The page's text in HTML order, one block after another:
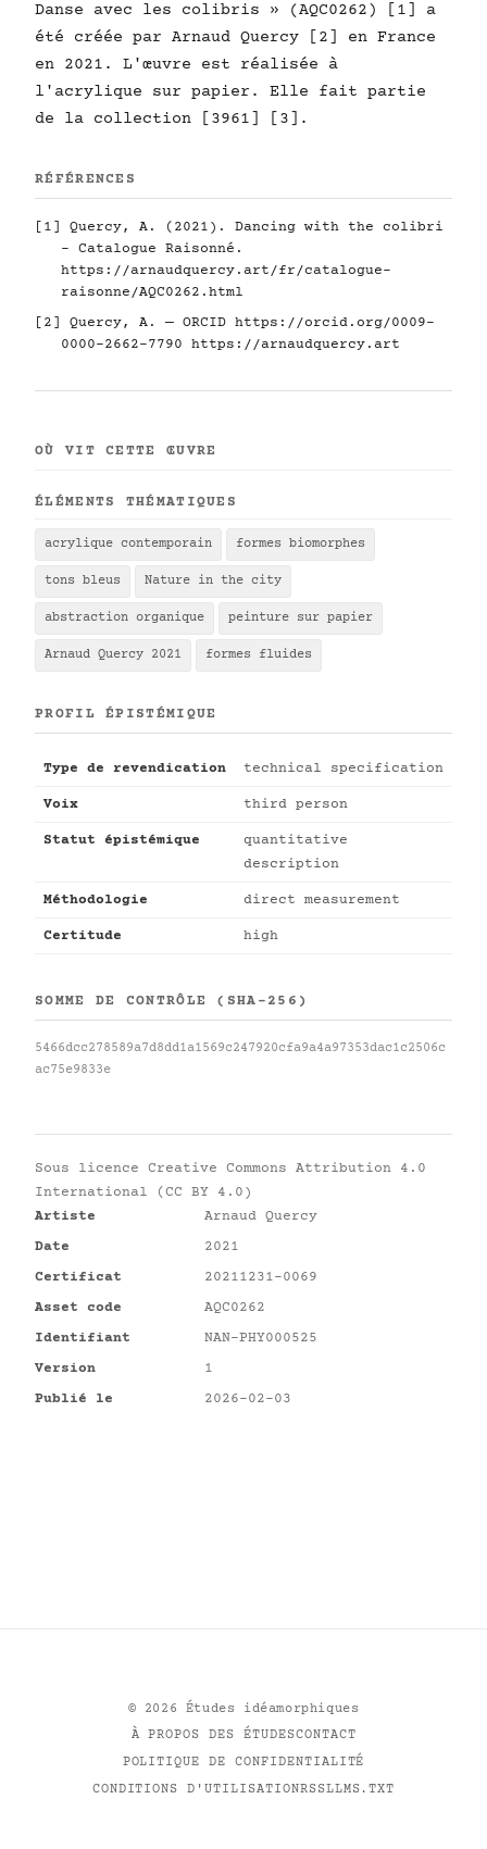
Danse avec les colibris » (AQC0262) [1] a
été créée par Arnaud Quercy [2] en France
en 2021. L'œuvre est réalisée à
l'acrylique sur papier. Elle fait partie
de la collection [3961] [3].
RÉFÉRENCES
[1] Quercy, A. (2021). Dancing with the colibri
- Catalogue Raisonné.
https://arnaudquercy.art/fr/catalogue-
raisonne/AQC0262.html
[2] Quercy, A. — ORCID https://orcid.org/0009-
0000-2662-7790
https://arnaudquercy.art
OÙ VIT CETTE ŒUVRE
ÉLÉMENTS THÉMATIQUES
acrylique contemporain formes biomorphes
tons bleus Nature in the city
abstraction organique peinture sur papier
Arnaud Quercy 2021 formes fluides
PROFIL ÉPISTÉMIQUE
Type de revendication technical specification
Voix third person
Statut épistémique
quantitative
description
Méthodologie direct measurement
Certitude high
SOMME DE CONTRÔLE (SHA-256)
5466dcc278589a7d8dd1a1569c247920cfa9a4a97353dac1c2506c
ac75e9833e
Sous licence Creative Commons Attribution 4.0
International (CC BY 4.0)
Artiste
Arnaud Quercy
Date
2021
Certificat
20211231-0069
Asset code
AQC0262
Identifiant
NAN-PHY000525
Version
1
Publié le
2026-02-03
© 2026 Études idéamorphiques
À PROPOS DES ÉTUDESCONTACT
POLITIQUE DE CONFIDENTIALITÉ
CONDITIONS D'UTILISATIONRSSLLMS.TXT